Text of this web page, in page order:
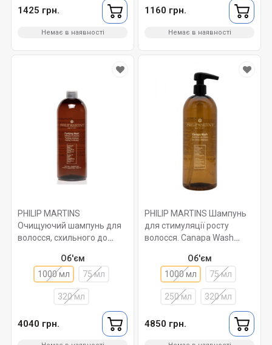
1425 грн.
Немає в наявності
волосся. Shampooing Bio-
Fanelan 250 мл
1160 грн.
Немає в наявності
PHILIP MARTINS
Очищуючий шампунь для
волосся, схильного до
Об'єм
1000 мл
75 мл
320 мл
4040 грн.
PHILIP MARTINS Шампунь
для стимуляції росту
волосся. Canapa Wash
Об'єм
1000 мл
75 мл
250 мл 320 мл
4850 грн.